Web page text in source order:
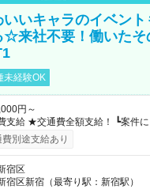
いいキャラのイベン
☆来社不要！働いたそ
未経験OK
円～
件により規定あり ★日払
（規定あり） ┗働いたその日に現
から 日払い分を引き落とせます！ 【試用期
別途支給あり
宿区
宿区新宿（最寄り駅：新宿駅）